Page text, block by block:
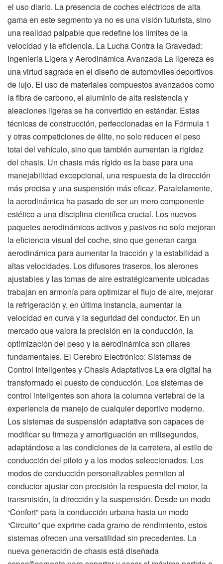
el uso diario. La presencia de coches eléctricos de alta
gama en este segmento ya no es una visión futurista, sino
una realidad palpable que redefine los límites de la
velocidad y la eficiencia. La Lucha Contra la Gravedad:
Ingenieria Ligera y Aerodinámica Avanzada La ligereza es
una virtud sagrada en el diseño de automóviles deportivos
de lujo. El uso de materiales compuestos avanzados como
la fibra de carbono, el aluminio de alta resistencia y
aleaciones ligeras se ha convertido en estándar. Estas
técnicas de construcción, perfeccionadas en la Fórmula 1
y otras competiciones de élite, no solo reducen el peso
total del vehículo, sino que también aumentan la rigidez
del chasis. Un chasis más rígido es la base para una
manejabilidad excepcional, una respuesta de la dirección
más precisa y una suspensión más eficaz. Paralelamente,
la aerodinámica ha pasado de ser un mero componente
estético a una disciplina científica crucial. Los nuevos
paquetes aerodinámicos activos y pasivos no solo mejoran
la eficiencia visual del coche, sino que generan carga
aerodinámica para aumentar la tracción y la estabilidad a
altas velocidades. Los difusores traseros, los alerones
ajustables y las tomas de aire estratégicamente ubicadas
trabajan en armonía para optimizar el flujo de aire, mejorar
la refrigeración y, en última instancia, aumentar la
velocidad en curva y la seguridad del conductor. En un
mercado que valora la precisión en la conducción, la
optimización del peso y la aerodinámica son pilares
fundamentales. El Cerebro Electrónico: Sistemas de
Control Inteligentes y Chasis Adaptativos La era digital ha
transformado el puesto de conducción. Los sistemas de
control inteligentes son ahora la columna vertebral de la
experiencia de manejo de cualquier deportivo moderno.
Los sistemas de suspensión adaptativa son capaces de
modificar su firmeza y amortiguación en milisegundos,
adaptándose a las condiciones de la carretera, al estilo de
conducción del piloto y a los modos seleccionados. Los
modos de conducción personalizables permiten al
conductor ajustar con precisión la respuesta del motor, la
transmisión, la dirección y la suspensión. Desde un modo
“Confort” para la conducción urbana hasta un modo
“Circuito” que exprime cada gramo de rendimiento, estos
sistemas ofrecen una versatilidad sin precedentes. La
nueva generación de chasis está diseñada